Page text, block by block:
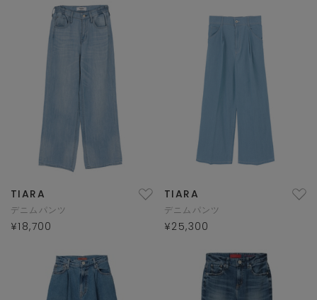
TIARA
デニムパンツ
¥18,700
TIARA
デニムパンツ
¥25,300